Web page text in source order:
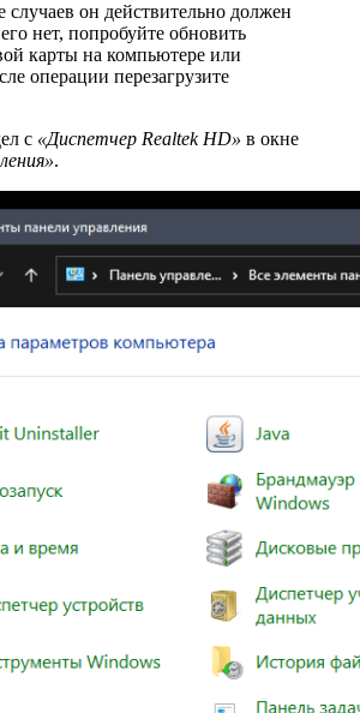
он действительно должен
нет, попробуйте обновить
карты на компьютере или
операции перезагрузите
с «Диспетчер Realtek HD» в окне
.